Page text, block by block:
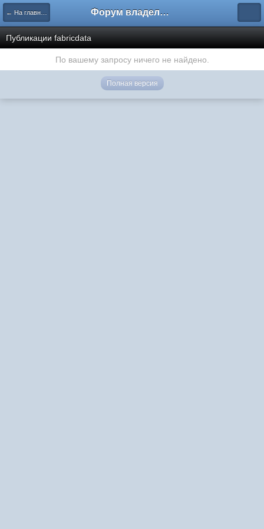
← На главную Форум владельцев интернет-магазинов
Публикации fabricdata
По вашему запросу ничего не найдено.
Полная версия